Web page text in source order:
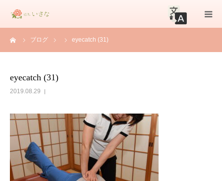
ブログ eyecatch (31)
eyecatch (31)
2019.08.29
初めての方へ
ブログ
お知らせ